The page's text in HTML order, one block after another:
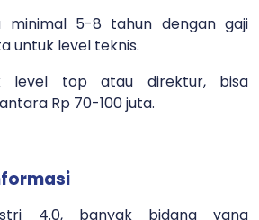
minimal 5-8 tahun dengan gaji
untuk level teknis.
level top atau direktur, bisa
Rp 70-100 juta.
4.0, banyak bidang yang